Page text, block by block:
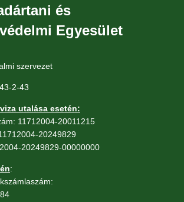
és
Egyesület
szervezet
2-43
utalása esetén:
11712004-20011215
20249829
20249829-00000000
: